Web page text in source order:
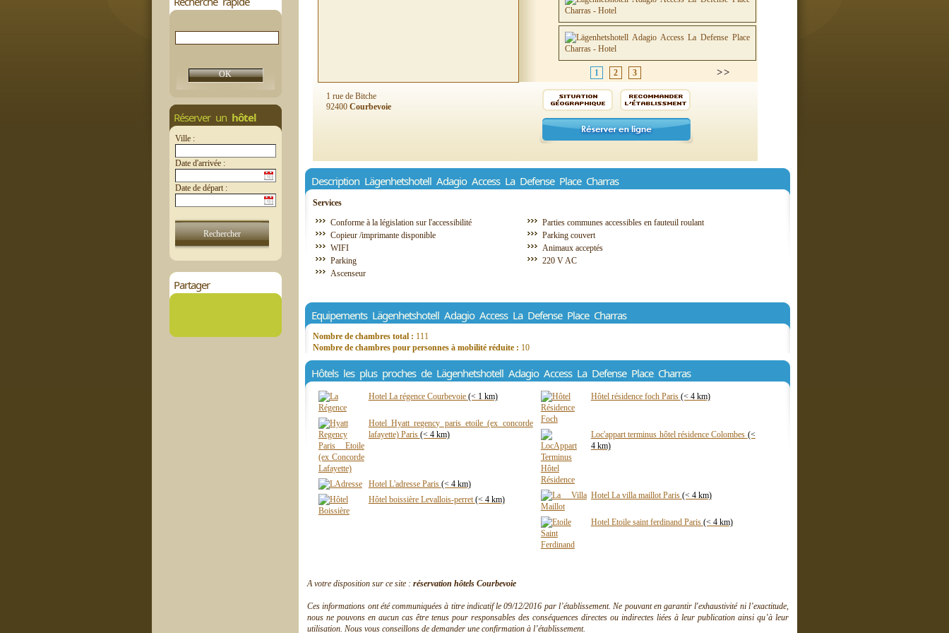
Réserver un hôtel
Ville :
Date d'arrivée :
Date de départ :
Partager
1 2 3
1 rue de Bitche
92400 Courbevoie
Description Lägenhetshotell Adagio Access La Defense Place Charras
Services
Conforme à la législation sur l'accessibilité
Parties communes accessibles en fauteuil roulant
Copieur /imprimante disponible
Parking couvert
WIFI
Animaux acceptés
Parking
220 V AC
Ascenseur
Equipements Lägenhetshotell Adagio Access La Defense Place Charras
Nombre de chambres total : 111
Nombre de chambres pour personnes à mobilité réduite : 10
Hôtels les plus proches de Lägenhetshotell Adagio Access La Defense Place Charras
Hotel La régence Courbevoie (< 1 km)
Hotel Hyatt regency paris etoile (ex concorde
lafayette) Paris (< 4 km)
Hotel L'adresse Paris (< 4 km)
Hôtel boissière Levallois-perret(< 4 km)
Hôtel résidence foch Paris (< 4 km)
Loc'appart terminus hôtel résidence Colombes (<
4 km)
Hotel La villa maillot Paris (< 4 km)
Hotel Etoile saint ferdinand Paris (< 4 km)
A votre disposition sur ce site : réservation hôtels Courbevoie
Ces informations ont été communiquées à titre indicatif le 09/12/2016 par l’établissement. Ne pouvant en garantir l'exhaustivité ni l’exactitude,
nous ne pouvons en aucun cas être tenus pour responsables des conséquences directes ou indirectes liées à leur publication ainsi qu’à leur
utilisation. Nous vous conseillons de demander une confirmation à l’établissement.